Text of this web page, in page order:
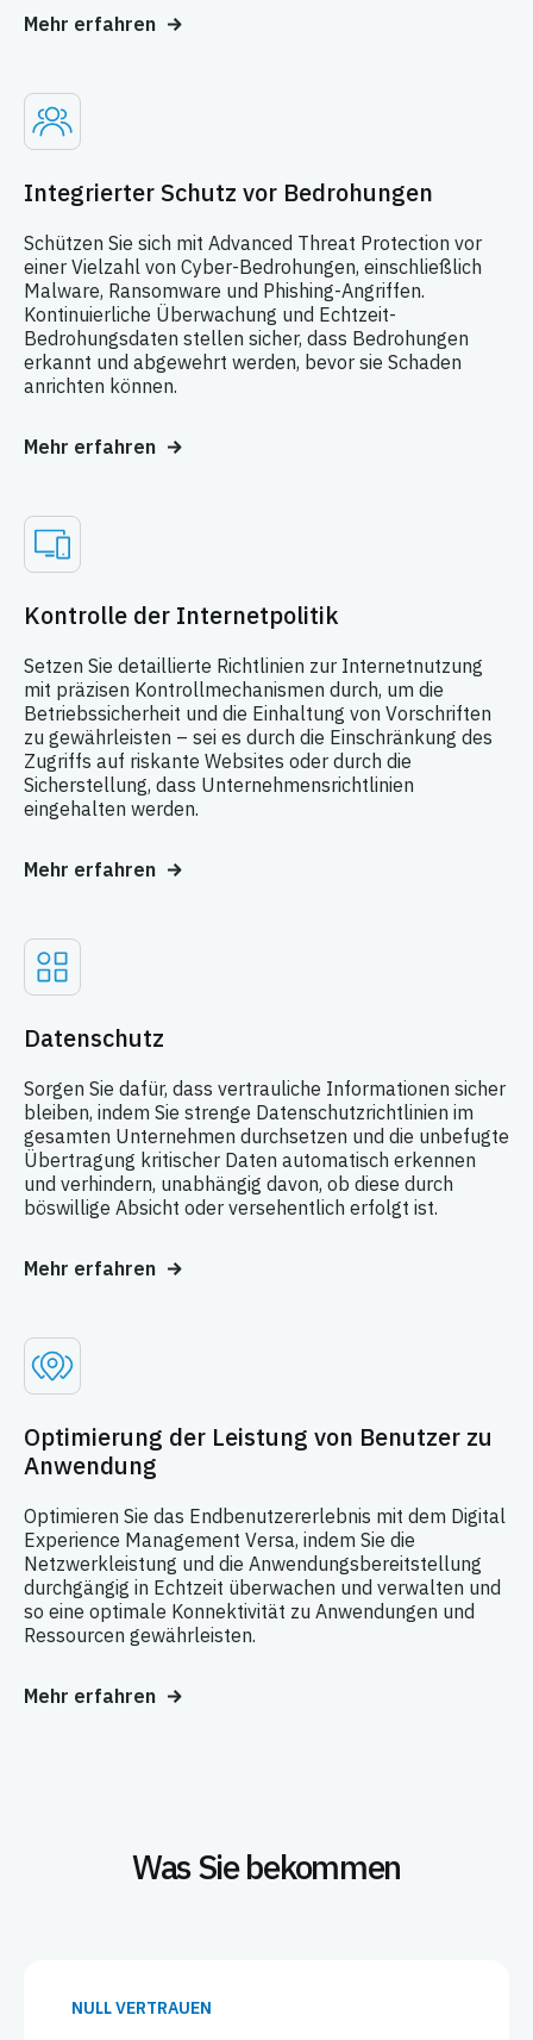
Mehr erfahren
Integrierter Schutz vor Bedrohungen
Schützen Sie sich mit Advanced Threat Protection vor
einer Vielzahl von Cyber-Bedrohungen, einschließlich
Malware, Ransomware und Phishing-Angriffen.
Kontinuierliche Überwachung und Echtzeit-
Bedrohungsdaten stellen sicher, dass Bedrohungen
erkannt und abgewehrt werden, bevor sie Schaden
anrichten können.
Mehr erfahren
Kontrolle der Internetpolitik
Setzen Sie detaillierte Richtlinien zur Internetnutzung
mit präzisen Kontrollmechanismen durch, um die
Betriebssicherheit und die Einhaltung von Vorschriften
zu gewährleisten – sei es durch die Einschränkung des
Zugriffs auf riskante Websites oder durch die
Sicherstellung, dass Unternehmensrichtlinien
eingehalten werden.
Mehr erfahren
Datenschutz
Sorgen Sie dafür, dass vertrauliche Informationen sicher
bleiben, indem Sie strenge Datenschutzrichtlinien im
gesamten Unternehmen durchsetzen und die unbefugte
Übertragung kritischer Daten automatisch erkennen
und verhindern, unabhängig davon, ob diese durch
böswillige Absicht oder versehentlich erfolgt ist.
Mehr erfahren
Optimierung der Leistung von Benutzer zu
Anwendung
Optimieren Sie das Endbenutzererlebnis mit dem Digital
Experience Management Versa, indem Sie die
Netzwerkleistung und die Anwendungsbereitstellung
durchgängig in Echtzeit überwachen und verwalten und
so eine optimale Konnektivität zu Anwendungen und
Ressourcen gewährleisten.
Mehr erfahren
Was Sie bekommen
NULL VERTRAUEN